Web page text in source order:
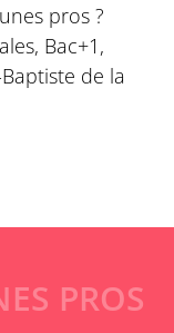
pros ?
Bac+1,
de la
PROS